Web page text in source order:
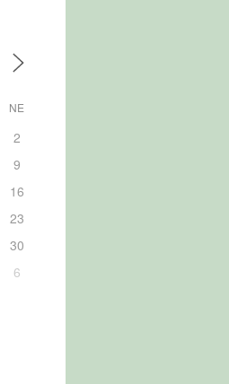
NE
2
9
16
23
30
6